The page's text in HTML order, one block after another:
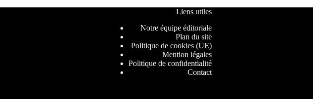
Liens utiles
Notre équipe éditoriale
Plan du site
Politique de cookies (UE)
Mention légales
Politique de confidentialité
Contact